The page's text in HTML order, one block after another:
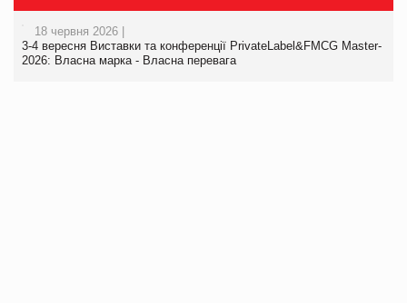
18 червня 2026 |
3-4 вересня Виставки та конференції PrivateLabel&FMCG Master-
2026: Власна марка - Власна перевага